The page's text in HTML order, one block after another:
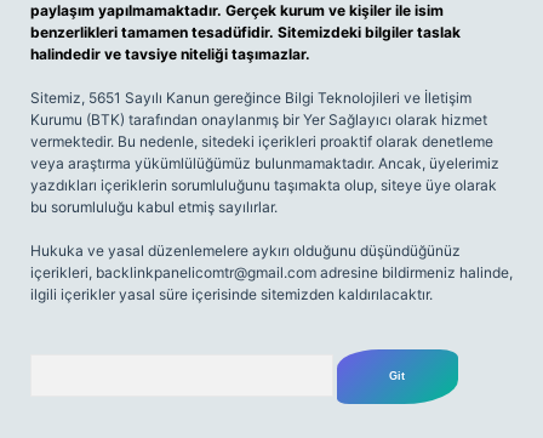
paylaşım yapılmamaktadır. Gerçek kurum ve kişiler ile isim
benzerlikleri tamamen tesadüfidir. Sitemizdeki bilgiler taslak
halindedir ve tavsiye niteliği taşımazlar.
Sitemiz, 5651 Sayılı Kanun gereğince Bilgi Teknolojileri ve İletişim
Kurumu (BTK) tarafından onaylanmış bir Yer Sağlayıcı olarak hizmet
vermektedir. Bu nedenle, sitedeki içerikleri proaktif olarak denetleme
veya araştırma yükümlülüğümüz bulunmamaktadır. Ancak, üyelerimiz
yazdıkları içeriklerin sorumluluğunu taşımakta olup, siteye üye olarak
bu sorumluluğu kabul etmiş sayılırlar.
Hukuka ve yasal düzenlemelere aykırı olduğunu düşündüğünüz
içerikleri, backlinkpanelicomtr@gmail.com adresine bildirmeniz halinde,
ilgili içerikler yasal süre içerisinde sitemizden kaldırılacaktır.